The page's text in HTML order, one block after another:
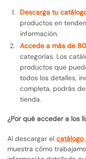
Descarga tu
productos en
información.
Accede a más de
categorías. Los
productos que
todos los detalles,
completa, podrás
tienda.
¿Por qué acceder a los
Al descargar el catálogo
muestra cómo